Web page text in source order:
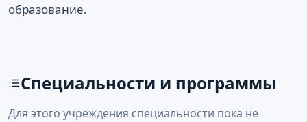
образование.
Специальности и программы
Для этого учреждения специальности пока не